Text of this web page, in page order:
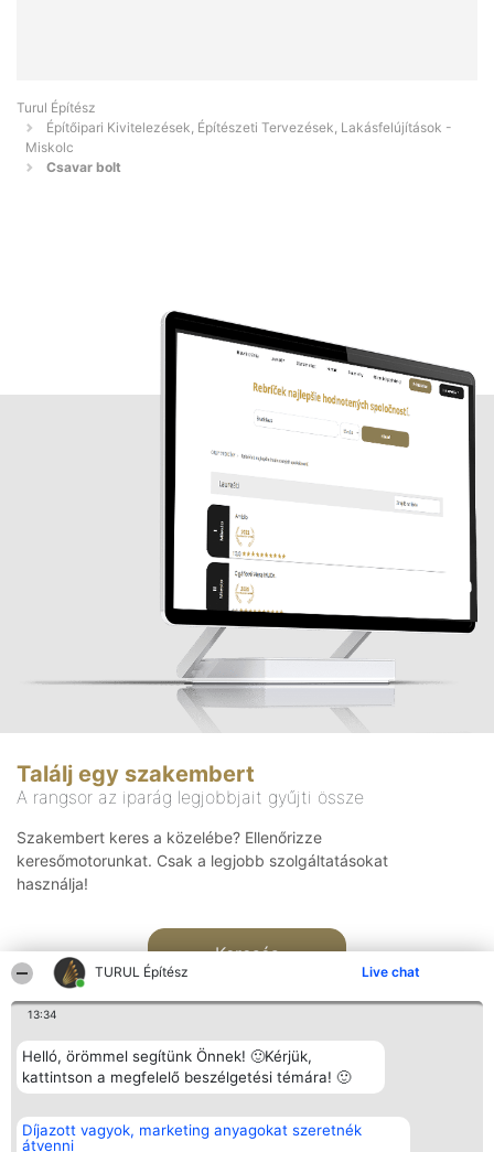
TURUL Építész Live chat
13:34
Helló, örömmel segítünk Önnek! 🙂Kérjük,
kattintson a megfelelő beszélgetési témára! 🙂
Díjazott vagyok, marketing anyagokat szeretnék
átvenni
Turul Építész
Építőipari Kivitelezések, Építészeti Tervezések, Lakásfelújítások -
Miskolc
Csavar bolt
Találj egy szakembert
A rangsor az iparág legjobbjait gyűjti össze
Szakembert keres a közelébe? Ellenőrizze
keresőmotorunkat. Csak a legjobb szolgáltatásokat
használja!
Keresés
Rangsorszervező
SC Beautiful Company S.R.L.
Bulevardul Aleea Timișul De
Népszavazás
Nyertesek
Elérhetőség
Elérhetőség